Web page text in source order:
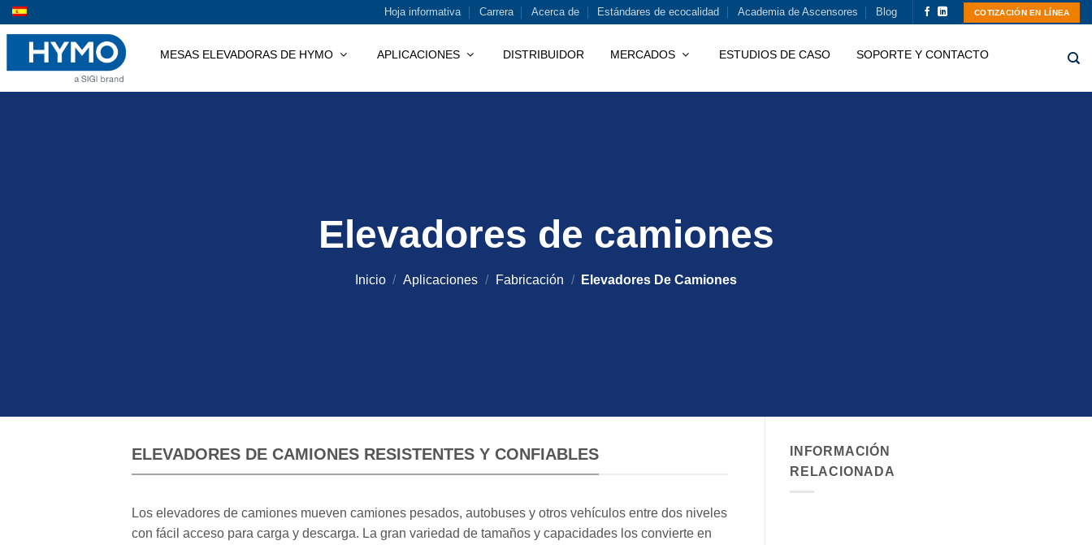
Saltar
contenido
Hoja informativa Carrera Acerca de Estándares de ecocalidad Academia de Ascensores Blog COTIZACIÓN EN LÍNEA
MESAS ELEVADORAS DE HYMO APLICACIONES DISTRIBUIDOR MERCADOS ESTUDIOS DE CASO SOPORTE Y CONTACTO
Elevadores de camiones
Inicio / Aplicaciones / Fabricación / Elevadores De Camiones
ELEVADORES DE CAMIONES RESISTENTES Y CONFIABLES
Los elevadores de camiones mueven camiones pesados, autobuses y otros vehículos entre dos niveles
con fácil acceso para carga y descarga. La gran variedad de tamaños y capacidades los convierte en
INFORMACIÓN
RELACIONADA